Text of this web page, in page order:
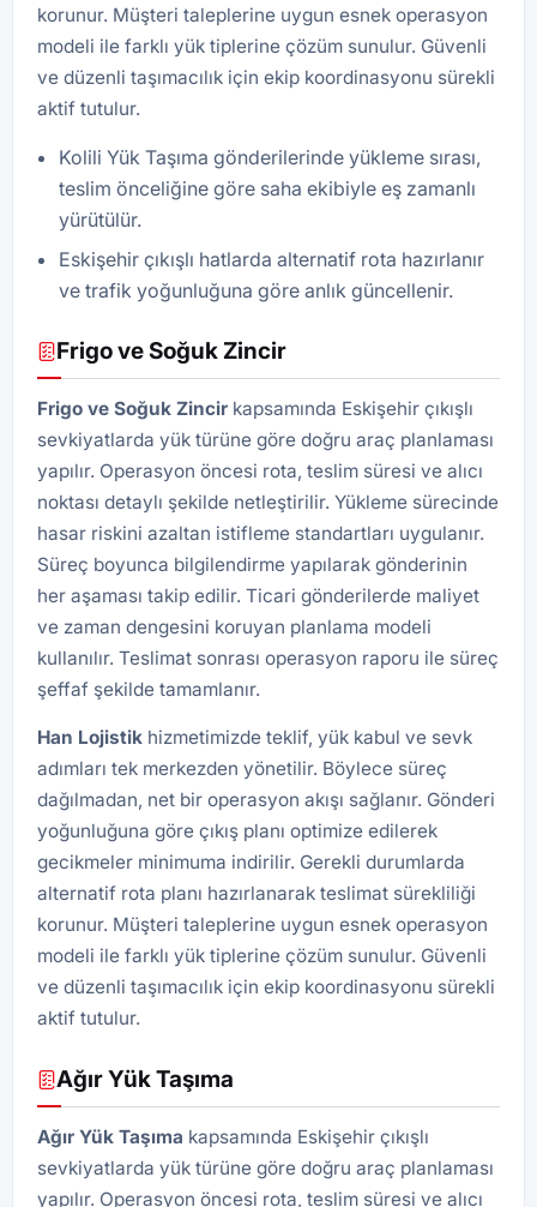
korunur. Müşteri taleplerine uygun esnek operasyon
modeli ile farklı yük tiplerine çözüm sunulur. Güvenli
ve düzenli taşımacılık için ekip koordinasyonu sürekli
aktif tutulur.
Kolili Yük Taşıma gönderilerinde yükleme sırası,
teslim önceliğine göre saha ekibiyle eş zamanlı
yürütülür.
Eskişehir çıkışlı hatlarda alternatif rota hazırlanır
ve trafik yoğunluğuna göre anlık güncellenir.
Frigo ve Soğuk Zincir
Frigo ve Soğuk Zincir kapsamında Eskişehir çıkışlı
sevkiyatlarda yük türüne göre doğru araç planlaması
yapılır. Operasyon öncesi rota, teslim süresi ve alıcı
noktası detaylı şekilde netleştirilir. Yükleme sürecinde
hasar riskini azaltan istifleme standartları uygulanır.
Süreç boyunca bilgilendirme yapılarak gönderinin
her aşaması takip edilir. Ticari gönderilerde maliyet
ve zaman dengesini koruyan planlama modeli
kullanılır. Teslimat sonrası operasyon raporu ile süreç
şeffaf şekilde tamamlanır.
Han Lojistik hizmetimizde teklif, yük kabul ve sevk
adımları tek merkezden yönetilir. Böylece süreç
dağılmadan, net bir operasyon akışı sağlanır. Gönderi
yoğunluğuna göre çıkış planı optimize edilerek
gecikmeler minimuma indirilir. Gerekli durumlarda
alternatif rota planı hazırlanarak teslimat sürekliliği
korunur. Müşteri taleplerine uygun esnek operasyon
modeli ile farklı yük tiplerine çözüm sunulur. Güvenli
ve düzenli taşımacılık için ekip koordinasyonu sürekli
aktif tutulur.
Ağır Yük Taşıma
Ağır Yük Taşıma kapsamında Eskişehir çıkışlı
sevkiyatlarda yük türüne göre doğru araç planlaması
yapılır. Operasyon öncesi rota, teslim süresi ve alıcı